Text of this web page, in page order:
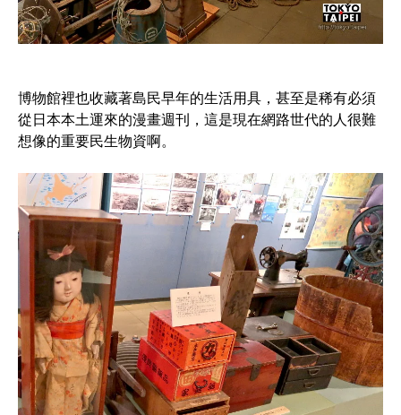
博物館裡也收藏著島民早年的生活用具，甚至是稀有必須
從日本本土運來的漫畫週刊，這是現在網路世代的人很難
想像的重要民生物資啊。